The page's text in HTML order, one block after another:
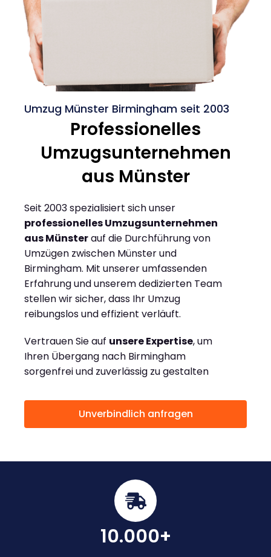
Umzug Münster Birmingham seit 2003
Professionelles
Umzugsunternehmen
aus Münster
Seit 2003 spezialisiert sich unser
professionelles Umzugsunternehmen
aus Münsterauf die Durchführung von
Umzügen zwischen Münster und
Birmingham. Mit unserer umfassenden
Erfahrung und unserem dedizierten Team
stellen wir sicher, dass Ihr Umzug
reibungslos und effizient verläuft.
Vertrauen Sie auf unsere Expertise, um
Ihren Übergang nach Birmingham
sorgenfrei und zuverlässig zu gestalten
Unverbindlich anfragen
10.000+